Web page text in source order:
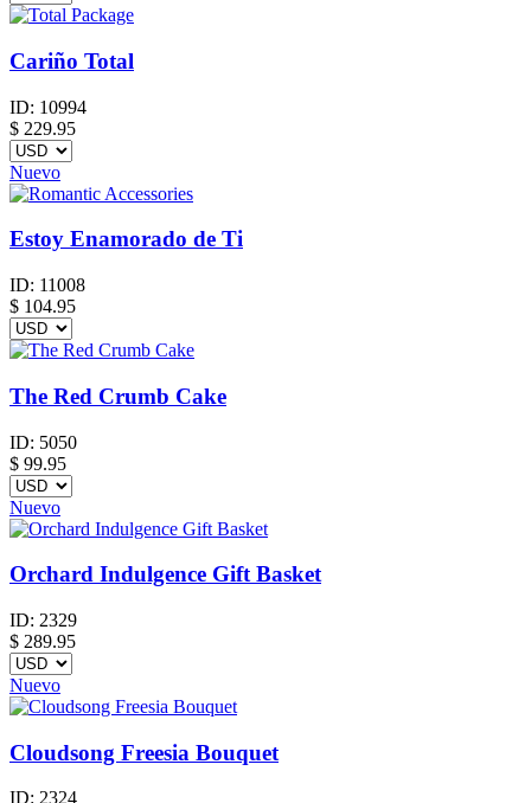
Cariño Total
ID: 10994
$ 229.95
Nuevo
Estoy Enamorado de Ti
ID: 11008
$ 104.95
The Red Crumb Cake
ID: 5050
$ 99.95
Nuevo
Orchard Indulgence Gift Basket
ID: 2329
$ 289.95
Nuevo
Cloudsong Freesia Bouquet
ID: 2324